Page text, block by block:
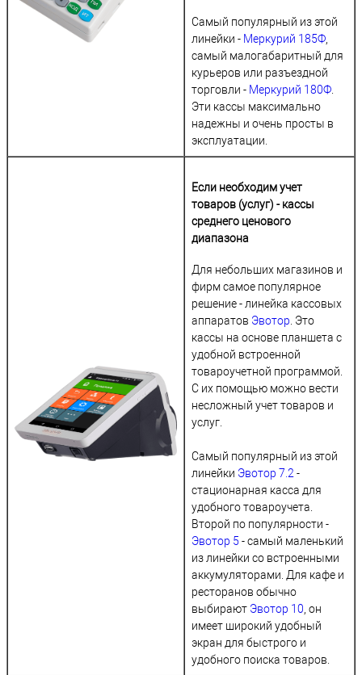
Самый популярный из этой
линейки - Меркурий 185Ф,
самый малогабаритный для
курьеров или разъездной
торговли - Меркурий 180Ф.
Эти кассы максимально
надежны и очень просты в
эксплуатации.
Если необходим учет
товаров (услуг) - кассы
среднего ценового
диапазона
Для небольших магазинов и
фирм самое популярное
решение - линейка кассовых
аппаратов Эвотор. Это
кассы на основе планшета с
удобной встроенной
товароучетной программой.
С их помощью можно вести
несложный учет товаров и
услуг.
Самый популярный из этой
линейки Эвотор 7.2-
стационарная касса для
удобного товароучета.
Второй по популярности -
Эвотор 5- самый маленький
из линейки со встроенными
аккумуляторами. Для кафе и
ресторанов обычно
выбирают Эвотор 10, он
имеет широкий удобный
экран для быстрого и
удобного поиска товаров.